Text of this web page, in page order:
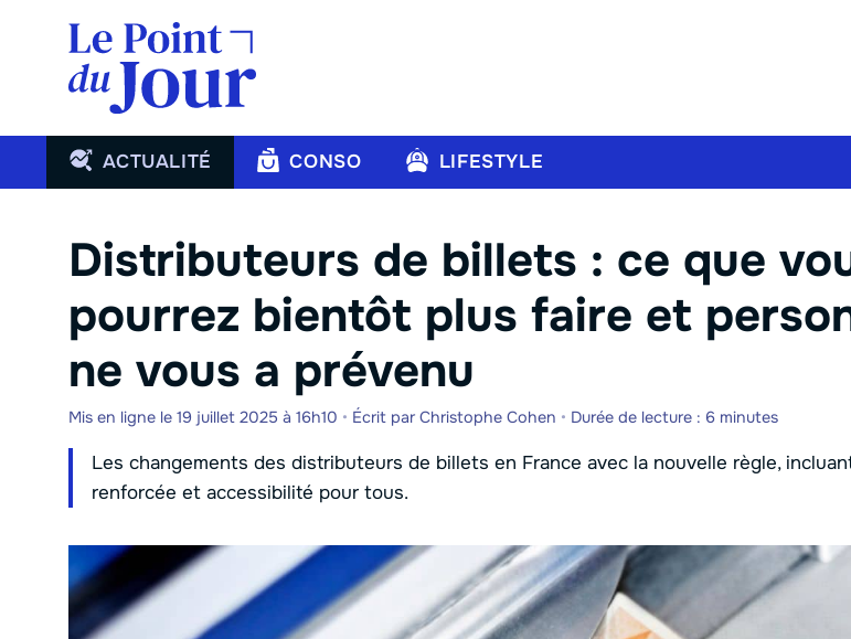
contenu
ACTUALITÉ CONSO LIFESTYLE
Distributeurs de billets : ce que
pourrez bientôt plus faire et
ne vous a prévenu
Mis en ligne le 19 juillet 2025 à 16h10 • Écrit par Christophe Cohen • Durée de lecture : 6 minutes
Les changements des distributeurs de billets en France avec la nouvelle règle,
renforcée et accessibilité pour tous.